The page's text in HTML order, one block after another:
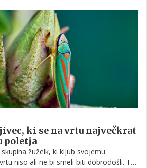
teh dneh nimajo kaj početi ...
ki se na vrtu največkrat
poletja
žuželk, ki kljub svojemu
niso ali ne bi smeli biti dobrodošli. Te